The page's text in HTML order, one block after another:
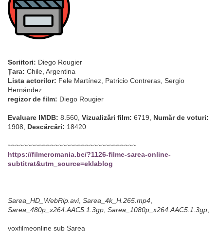
Scriitori: Diego Rougier
Țara: Chile, Argentina
Lista actorilor: Fele Martínez, Patricio Contreras, Sergio
Hernández
regizor de film: Diego Rougier
Evaluare IMDB: 8.560, Vizualizări film: 6719, Număr de voturi:
1908, Descărcări: 18420
~~~~~~~~~~~~~~~~~~~~~~~~~~~~~~~~~
https://filmeromania.be/?1126-filme-sarea-online-
subtitrat&utm_source=eklablog
Sarea_HD_WebRip.avi, Sarea_4k_H.265.mp4
Sarea_480p_x264.AAC5.1.3gp Sarea_1080p_x264.AAC5.1.3gp
voxfilmeonline sub Sarea